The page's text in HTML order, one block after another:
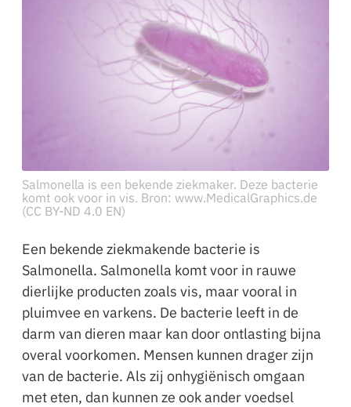
Salmonella is een bekende ziekmaker. Deze bacterie
komt ook voor in vis. Bron: www.MedicalGraphics.de
(CC BY-ND 4.0 EN)
Een bekende ziekmakende bacterie is
Salmonella. Salmonella komt voor in rauwe
dierlijke producten zoals vis, maar vooral in
pluimvee en varkens. De bacterie leeft in de
darm van dieren maar kan door ontlasting bijna
overal voorkomen. Mensen kunnen drager zijn
van de bacterie. Als zij onhygiënisch omgaan
met eten, dan kunnen ze ook ander voedsel